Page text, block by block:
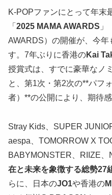
K-POPファンにとって年末
「 2025 MAMA AWARDS
AWARDS）の開催が、今年
す。7年ぶりに香港のKai
授賞式は、すでに豪華なノ
と、第1次・第2次の**パフ
者）**の公開により、期待
Stray Kids、SUPER
aespa、TOMORROW X
BABYMONSTER、RIIZE、
在と未来を象徴する総勢27
らに、日本のJO1や香港の